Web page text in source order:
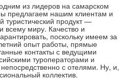
из лидеров на самарском
предлагаем нашим клиентам и
туристический продукт —
всему миру. Качество и
поскольку имеем за
опыт работы, прямые
контакты с ведущими
туроператорами и
с отелями. Ну, и,
коллектив.